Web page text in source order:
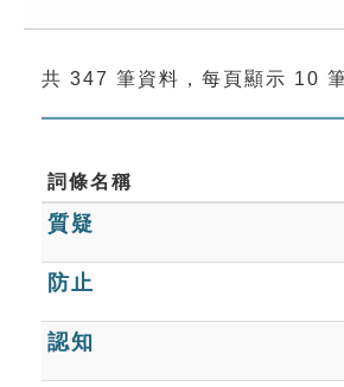
成語故事
索引選單
單字索引
生命大百科索引
遊戲專區
教學應用
共 347 筆資料，每頁顯示 10
詞條名稱
質疑
防止
認知